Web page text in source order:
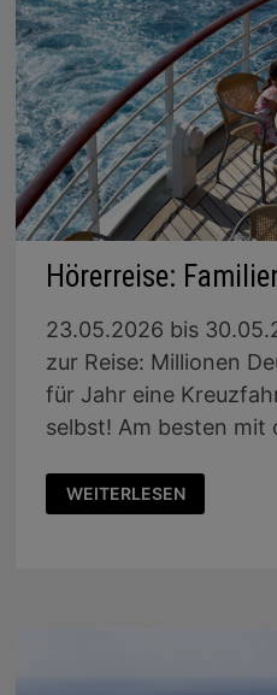
Hörerreise:
23.05.2026 bis
zur Reise: Millionen
für Jahr eine
selbst! Am besten mit
HÖRERREISE:
FAMILIENKREUZFAHRT
2026
WEITERLESEN